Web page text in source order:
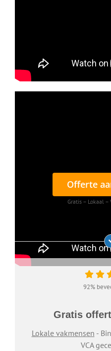
Offerte
Gratis – Lokaal –
92%
Gratis
Lokale vakmensen -
VCA